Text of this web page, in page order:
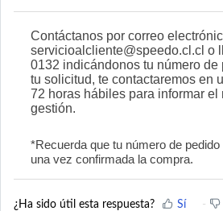
Contáctanos por correo
servicioalcliente@speedo.cl.cl o
0132 indicándonos tu número de
tu solicitud, te contactaremos en
72 horashábiles para informar el
gestión.
*Recuerda que tu número de
una vez confirmada la compra.
¿Ha sido útil esta respuesta? Sí